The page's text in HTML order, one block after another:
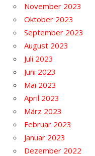
November 2023
Oktober 2023
September 2023
August 2023
Juli 2023
Juni 2023
Mai 2023
April 2023
März 2023
Februar 2023
Januar 2023
Dezember 2022